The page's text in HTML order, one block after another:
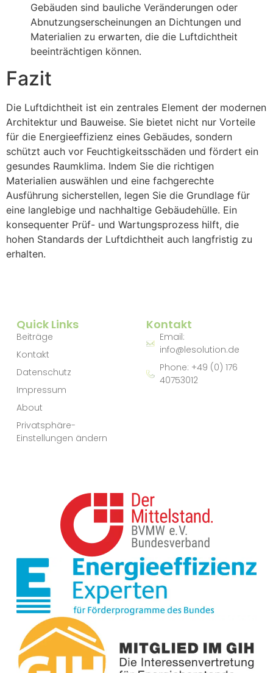
Gebäuden sind bauliche Veränderungen oder
Abnutzungserscheinungen an Dichtungen und
Materialien zu erwarten, die die Luftdichtheit
beeinträchtigen können.
Fazit
Die Luftdichtheit ist ein zentrales Element der modernen
Architektur und Bauweise. Sie bietet nicht nur Vorteile
für die Energieeffizienz eines Gebäudes, sondern
schützt auch vor Feuchtigkeitsschäden und fördert ein
gesundes Raumklima. Indem Sie die richtigen
Materialien auswählen und eine fachgerechte
Ausführung sicherstellen, legen Sie die Grundlage für
eine langlebige und nachhaltige Gebäudehülle. Ein
konsequenter Prüf- und Wartungsprozess hilft, die
hohen Standards der Luftdichtheit auch langfristig zu
erhalten.
Quick Links
Beiträge
Kontakt
Datenschutz
Impressum
About
Privatsphäre-
Einstellungen ändern
Kontakt
Email:
info@lesolution.de
Phone: +49 (0) 176
40753012